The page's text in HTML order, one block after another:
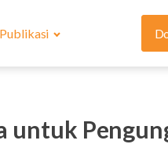
Publikasi
untuk